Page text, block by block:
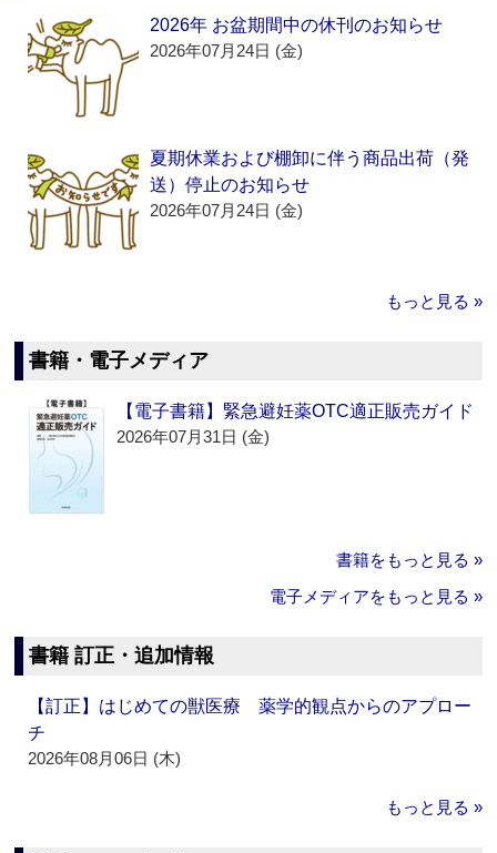
2026年 お盆期間中の休刊のお知らせ
2026年07月24日 (金)
夏期休業および棚卸に伴う商品出荷（発
送）停止のお知らせ
2026年07月24日 (金)
もっと見る »
書籍・電子メディア
【電子書籍】緊急避妊薬OTC適正販売ガイド
2026年07月31日 (金)
書籍をもっと見る »
電子メディアをもっと見る »
書籍 訂正・追加情報
【訂正】はじめての獣医療 薬学的観点からのアプロー
チ
2026年08月06日 (木)
もっと見る »